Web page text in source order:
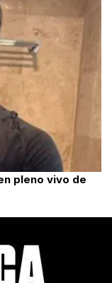
pleno vivo de